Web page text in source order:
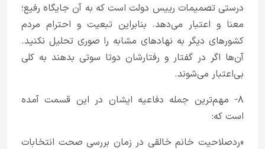
درستی تصمیمات رییس دولت است که به آن جایگاه رفیع؛
معنا و اعتبار می‌دهد. بنابراین تبعیت و احترام مردم
کشور‌های دیگر به نهاد‌های مشابه را صوری تحلیل نکنید.
آن‌ها اگر در گفتار و رفتارشان دو‌تا سوتی بدهند به کلی
بی‌اعتبار می‌شوند.
۸- مهم‌ترین جمله دفاعیه ایشان در این قسمت آمده
است که:
«رد‌صلاحیت خانم خالقی در زمان بررسی صحت انتخابات